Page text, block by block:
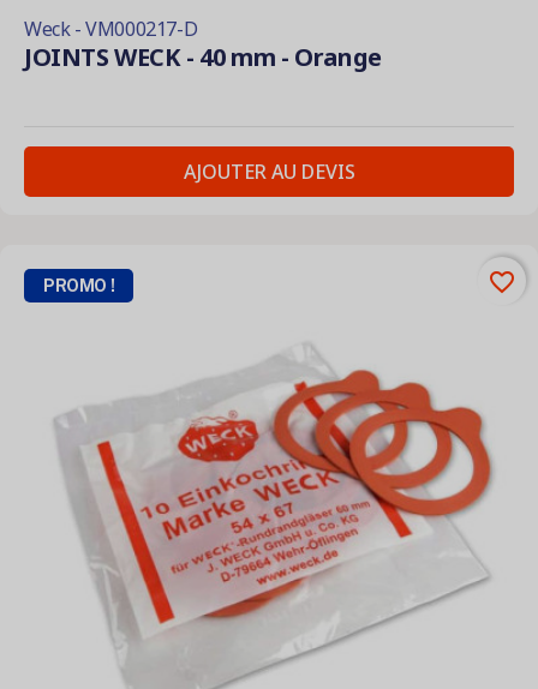
Weck - VM000217-D
JOINTS WECK - 40 mm - Orange
AJOUTER AU DEVIS
PROMO ! favorite_border